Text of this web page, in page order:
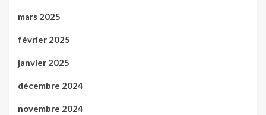
mars 2025
février 2025
janvier 2025
décembre 2024
novembre 2024